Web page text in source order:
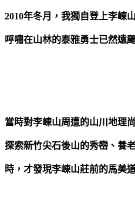
2010年冬月，我獨自登上李崠
呼嘯在山林的泰雅勇士已然遠
當時對李崠山周遭的山川地理
探索新竹尖石後山的秀巒、養
時，才發現李崠山莊前的馬美